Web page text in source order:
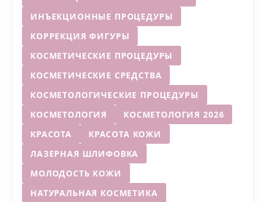
ИНЪЕКЦИОННЫЕ ПРОЦЕДУРЫ
КОРРЕКЦИЯ ФИГУРЫ
КОСМЕТИЧЕСКИЕ ПРОЦЕДУРЫ
КОСМЕТИЧЕСКИЕ СРЕДСТВА
КОСМЕТОЛОГИЧЕСКИЕ ПРОЦЕДУРЫ
КОСМЕТОЛОГИЯ
КОСМЕТОЛОГИЯ 2026
КРАСОТА
КРАСОТА КОЖИ
ЛАЗЕРНАЯ ШЛИФОВКА
МОЛОДОСТЬ КОЖИ
НАТУРАЛЬНАЯ КОСМЕТИКА